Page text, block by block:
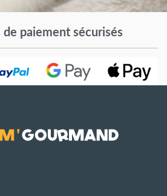
paiement sécurisés